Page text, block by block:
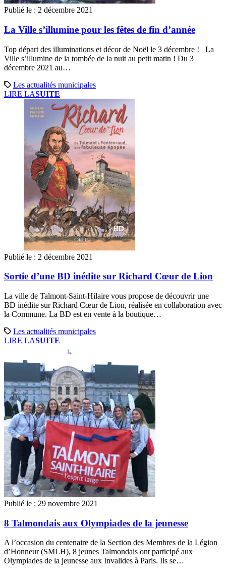
Publié le : 2 décembre 2021
La Ville s’illumine pour les fêtes de fin d’année
Top départ des illuminations et décor de Noël le 3 décembre ! La
Ville s’illumine de la tombée de la nuit au petit matin ! Du 3
décembre 2021 au…
Les actualités municipales
LIRE LASUITE
Publié le : 2 décembre 2021
Sortie d’une BD inédite sur Richard Cœur de Lion
La ville de Talmont-Saint-Hilaire vous propose de découvrir une
BD inédite sur Richard Cœur de Lion, réalisée en collaboration avec
la Commune. La BD est en vente à la boutique…
Les actualités municipales
LIRE LASUITE
Publié le : 29 novembre 2021
8 Talmondais aux Olympiades de la jeunesse
A l’occasion du centenaire de la Section des Membres de la Légion
d’Honneur (SMLH), 8 jeunes Talmondais ont participé aux
Olympiades de la jeunesse aux Invalides à Paris. Ils se…